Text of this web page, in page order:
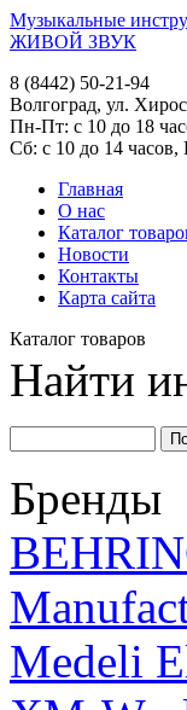
Музыкальные
ЖИВОЙ ЗВУК
8 (8442) 50-21-94
Волгоград, ул.
Пн-Пт: с 10 до 18
Сб: с 10 до 14
Главная
О нас
Каталог
Новости
Контакты
Карта сайта
Каталог товаров
Найти
Бренды
Medeli